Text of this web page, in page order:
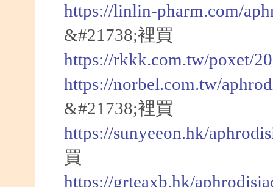
https://linlin-pharm.com/
&#21738;裡買
https://rkkk.com.tw/poxet/
https://norbel.com.tw/
&#21738;裡買
https://sunyeeon.hk/
買
https://grteaxb.hk/